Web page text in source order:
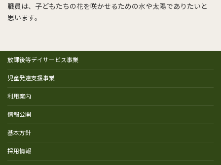
職員は、子どもたちの花を咲かせるための水や太陽でありたいと
思います。
放課後等デイサービス事業
児童発達支援事業
利用案内
情報公開
基本方針
採用情報